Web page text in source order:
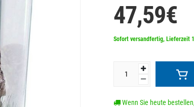
47,59€
Sofort versandfertig, Lieferzeit
Wenn Sie heute